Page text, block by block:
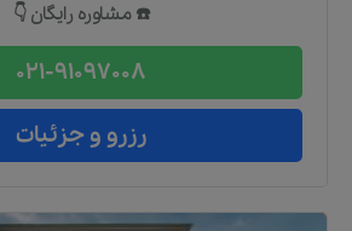
☎️ مشاوره رایگان 👇
021-91097008
رزرو و جزئیات